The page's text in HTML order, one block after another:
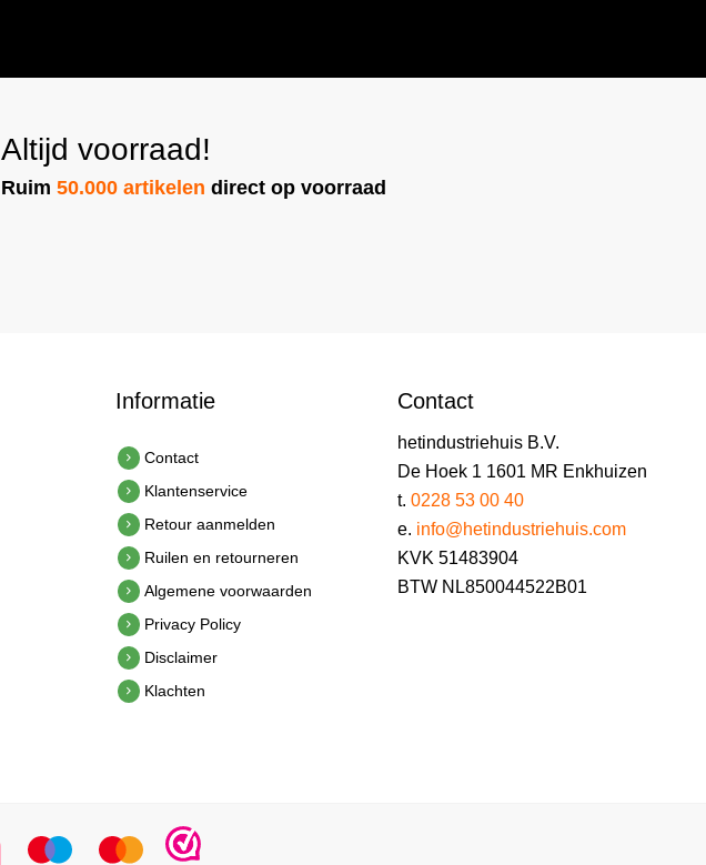
Altijd voorraad!
Ruim50.000 artikelen direct op voorraad
Informatie
Contact
Klantenservice
Retour aanmelden
Ruilen en retourneren
Algemene voorwaarden
Privacy Policy
Disclaimer
Klachten
Contact
hetindustriehuis B.V.
De Hoek 1 1601 MR Enkhuizen
t. 0228 53 00 40
e. info@hetindustriehuis.com
KVK 51483904
BTW NL850044522B01